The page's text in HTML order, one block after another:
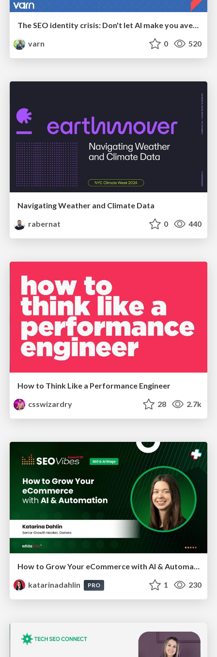
varn
0 520
Navigating Weather and Climate Data
rabernat
0 440
How to Think Like a Performance Engineer
csswizardry
28 2.7k
How to Grow Your eCommerce with AI & Automation
katarinadahlin
PRO 1 230